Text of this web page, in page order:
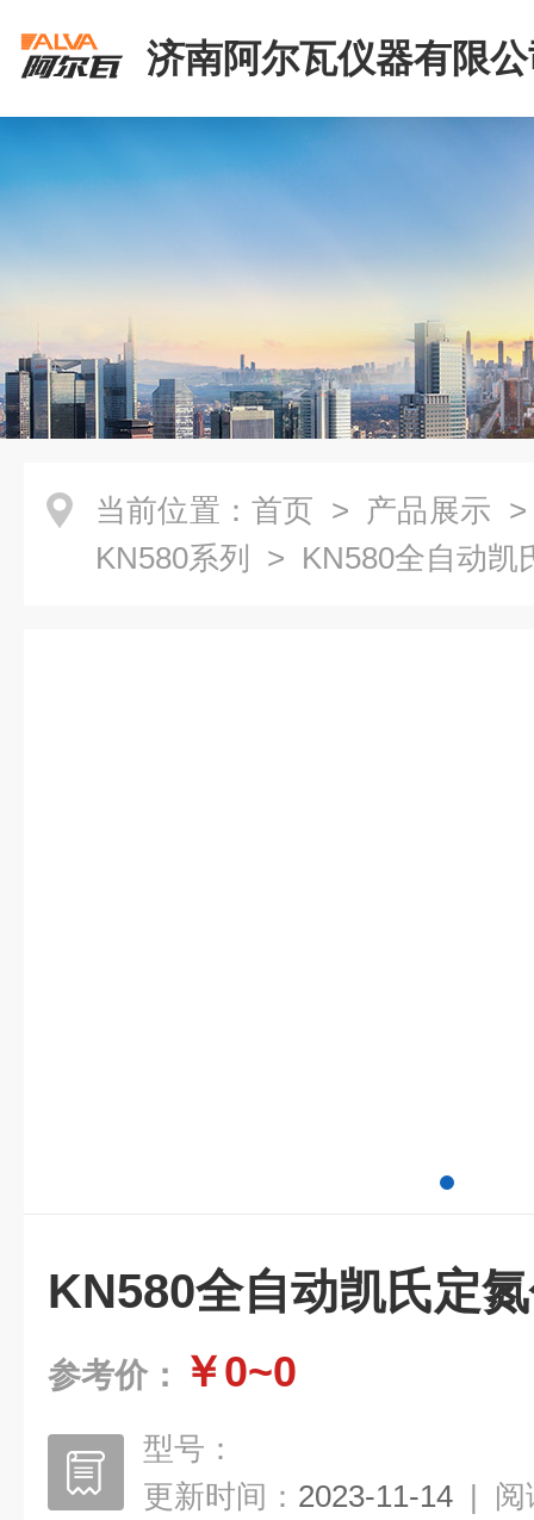
济南阿尔瓦仪器有限
当前位置： 首页 > 产品展示
KN580系列
> KN580全自动凯
KN580全自动凯氏定
参考价： ￥0~0
型号：
更新时间： 2023-11-14 | 阅